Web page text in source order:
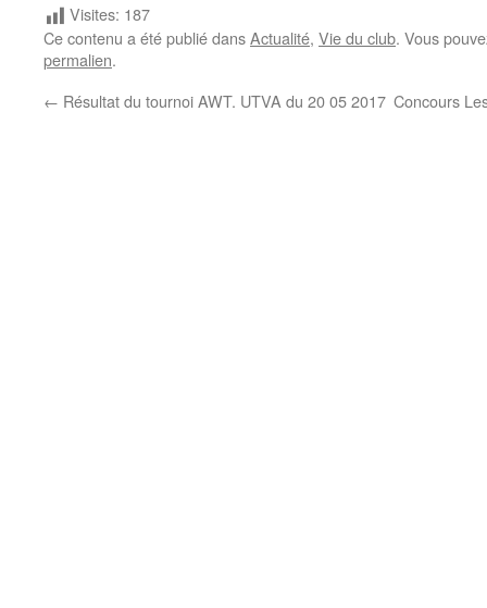
Visites: 187
Ce contenu a été publié dansActualité, Vie du club. Vous
permalien.
← Résultat du tournoi AWT. UTVA du 20 05 2017 Concours